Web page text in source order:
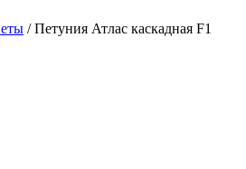
/Петуния Атлас каскадная F1